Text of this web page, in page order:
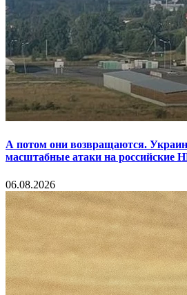
А потом они возвращаются.
масштабные атаки на российские
06.08.2026